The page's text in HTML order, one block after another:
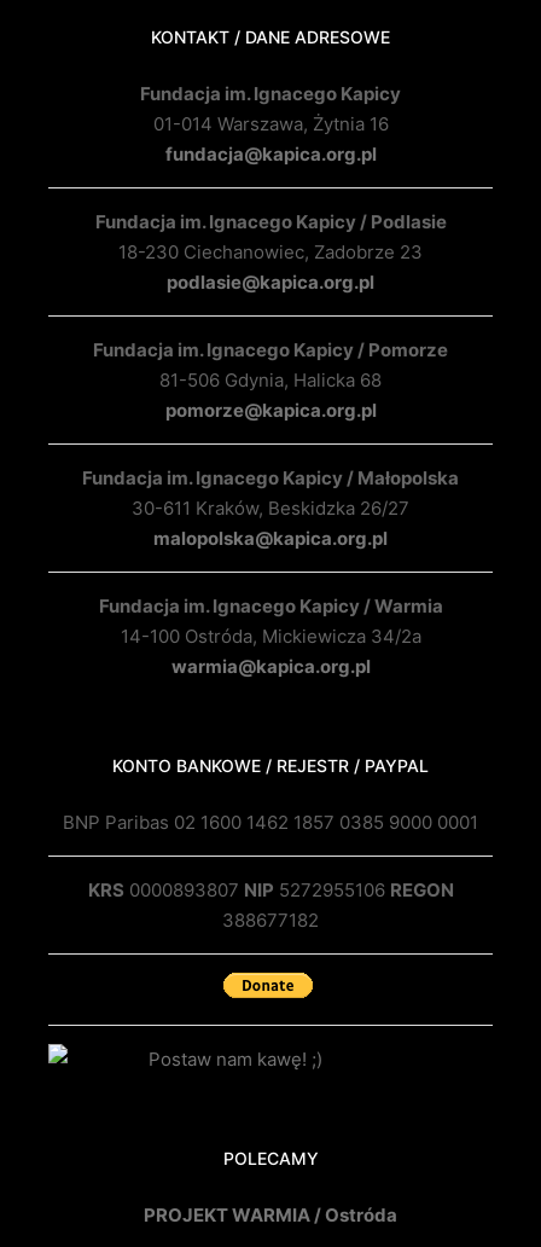
KONTAKT / DANE ADRESOWE
Fundacja im. Ignacego Kapicy
01-014 Warszawa, Żytnia 16
fundacja@kapica.org.pl
Fundacja im. Ignacego Kapicy / Podlasie
18-230 Ciechanowiec, Zadobrze 23
podlasie@kapica.org.pl
Fundacja im. Ignacego Kapicy / Pomorze
81-506 Gdynia, Halicka 68
pomorze@kapica.org.pl
Fundacja im. Ignacego Kapicy / Małopolska
30-611 Kraków, Beskidzka 26/27
malopolska@kapica.org.pl
Fundacja im. Ignacego Kapicy / Warmia
14-100 Ostróda, Mickiewicza 34/2a
warmia@kapica.org.pl
KONTO BANKOWE / REJESTR / PAYPAL
BNP Paribas 02 1600 1462 1857 0385 9000 0001
KRS 0000893807 NIP 5272955106 REGON
388677182
POLECAMY
PROJEKT WARMIA / Ostróda